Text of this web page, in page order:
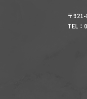
〒
TEL：